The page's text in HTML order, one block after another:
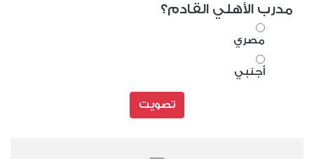
مدرب الأهلي القادم؟
مصري
أجنبي
تصويت